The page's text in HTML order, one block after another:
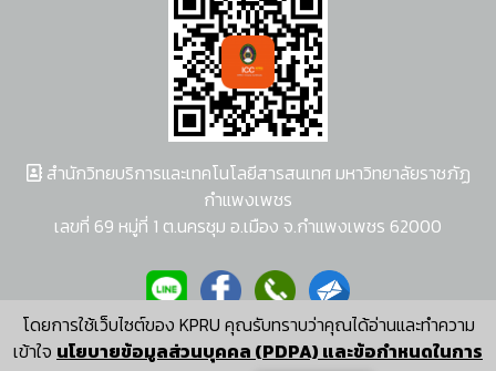
โดยการใช้เว็บไซต์ของ KPRU คุณรับทราบว่าคุณได้อ่านและทำความ
เข้าใจ นโยบายข้อมูลส่วนบุคคล (PDPA) และข้อกำหนดในการ
สำนักวิทยบริการและเทคโนโลยีสารสนเทศ มหาวิทยาลัยราชภัฏ
กำแพงเพชร
เลขที่ 69 หมู่ที่ 1 ต.นครชุม อ.เมือง จ.กำแพงเพชร 62000
ผู้พัฒนาระบบ อนุชา พวงผกา